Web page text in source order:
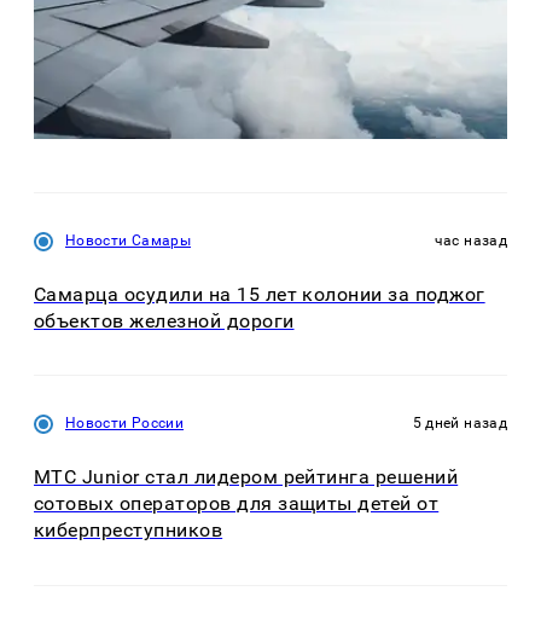
Новости Самары час назад
Самарца осудили на 15 лет колонии за поджог
объектов железной дороги
Новости России 5 дней назад
МТС Junior стал лидером рейтинга решений
сотовых операторов для защиты детей от
киберпреступников